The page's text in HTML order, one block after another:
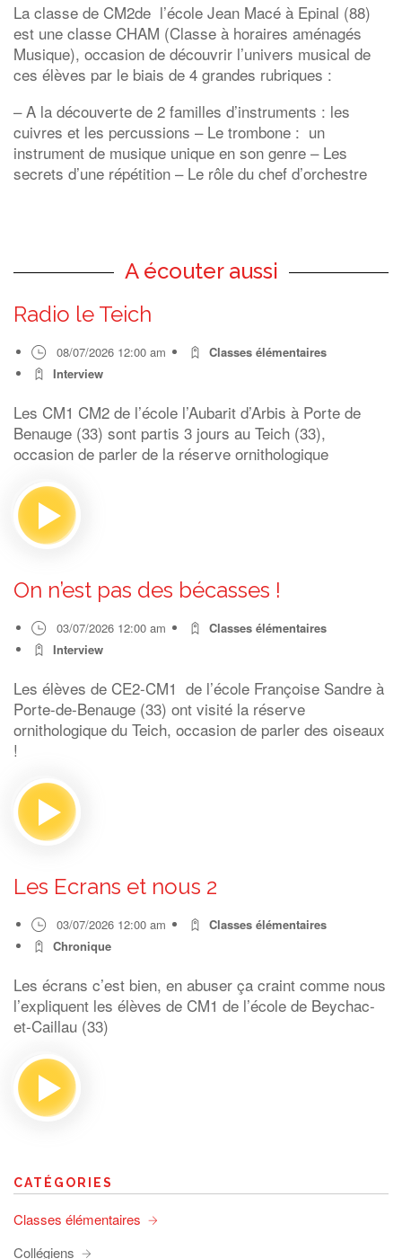
La classe de CM2de l’école Jean Macé à Epinal (88)
est une classe CHAM (Classe à horaires aménagés
Musique), occasion de découvrir l’univers musical de
ces élèves par le biais de 4 grandes rubriques :
– A la découverte de 2 familles d’instruments : les
cuivres et les percussions – Le trombone : un
instrument de musique unique en son genre – Les
secrets d’une répétition – Le rôle du chef d’orchestre
A écouter aussi
Radio le Teich
08/07/2026 12:00 am
Classes élémentaires
Interview
Les CM1 CM2 de l’école l’Aubarit d’Arbis à Porte de
Benauge (33) sont partis 3 jours au Teich (33),
occasion de parler de la réserve ornithologique
On n’est pas des bécasses !
03/07/2026 12:00 am
Classes élémentaires
Interview
Les élèves de CE2-CM1 de l’école Françoise Sandre à
Porte-de-Benauge (33) ont visité la réserve
ornithologique du Teich, occasion de parler des oiseaux
!
Les Ecrans et nous 2
03/07/2026 12:00 am
Classes élémentaires
Chronique
Les écrans c’est bien, en abuser ça craint comme nous
l’expliquent les élèves de CM1 de l’école de Beychac-
et-Caillau (33)
CATÉGORIES
Classes élémentaires
Collégiens